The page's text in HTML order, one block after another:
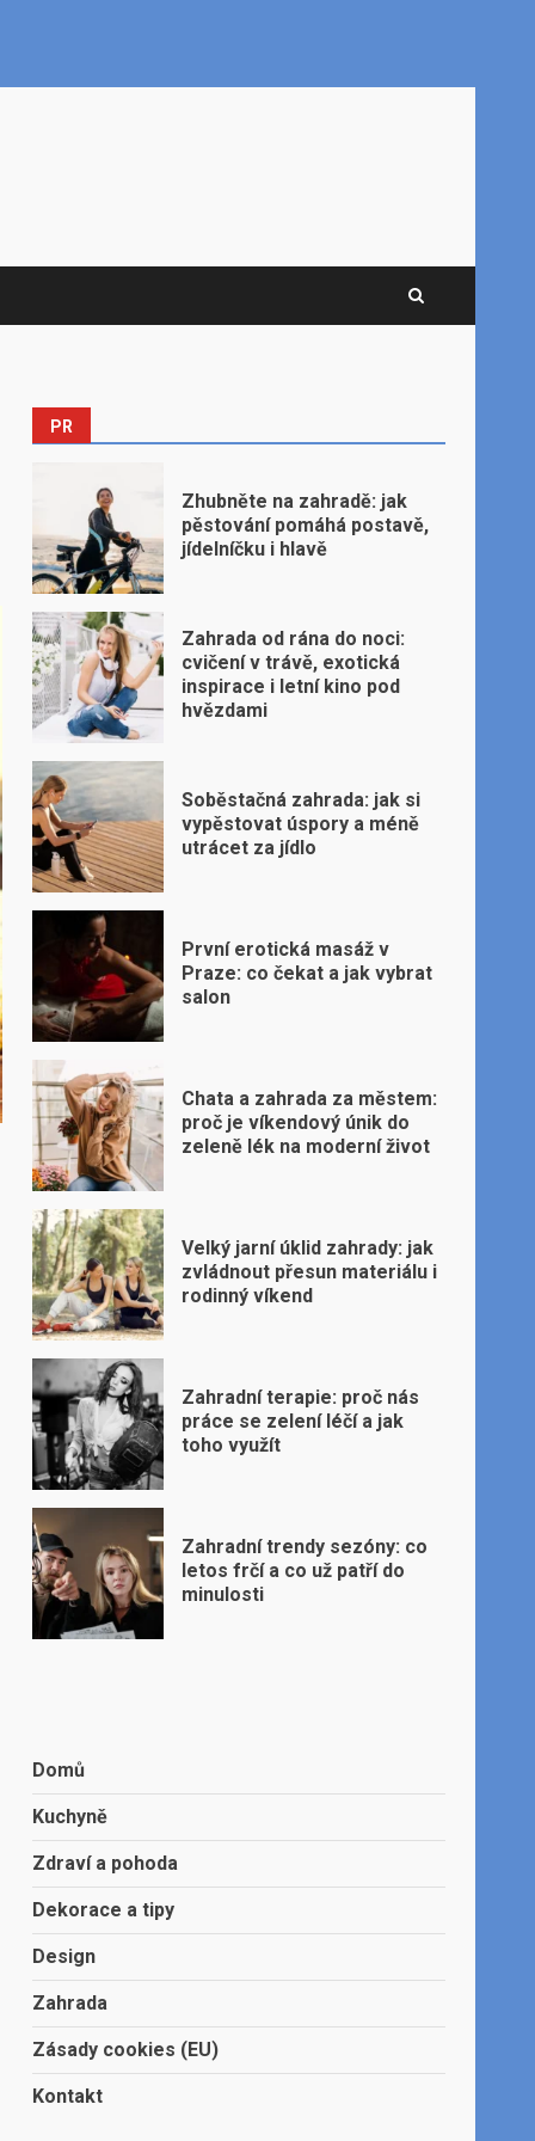
PR
Zhubněte na zahradě: jak
pěstování pomáhá postavě,
jídelníčku i hlavě
Zahrada od rána do noci:
cvičení v trávě, exotická
inspirace i letní kino pod
hvězdami
Soběstačná zahrada: jak si
vypěstovat úspory a méně
utrácet za jídlo
První erotická masáž v
Praze: co čekat a jak vybrat
salon
Chata a zahrada za městem:
proč je víkendový únik do
zeleně lék na moderní život
Velký jarní úklid zahrady: jak
zvládnout přesun materiálu i
rodinný víkend
Zahradní terapie: proč nás
práce se zelení léčí a jak
toho využít
Zahradní trendy sezóny: co
letos frčí a co už patří do
minulosti
Domů
Kuchyně
Zdraví a pohoda
Dekorace a tipy
Design
Zahrada
Zásady cookies (EU)
Kontakt